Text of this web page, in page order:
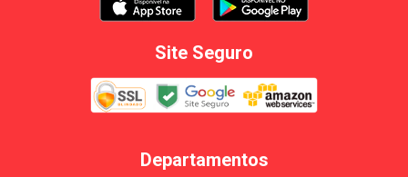
Site Seguro
Departamentos